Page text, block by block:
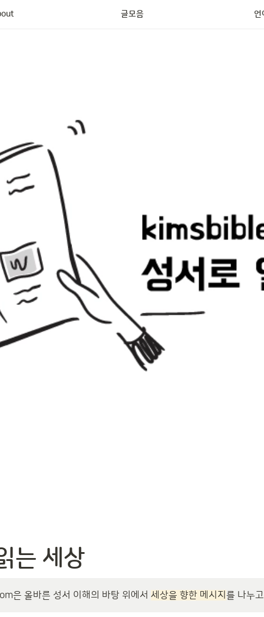
글모음 언
연구사 프로젝트
는 세상
은 올바른 성서 이해의 바탕 위에서 세상을 향한 메시지 를 나누